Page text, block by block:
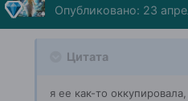
Опубликовано: 23
Цитата
я ее как-то оккупировала,